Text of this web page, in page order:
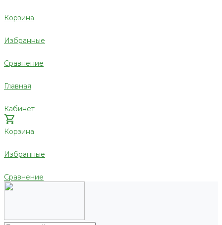
Корзина
Избранные
Сравнение
Главная
Кабинет
Корзина
Избранные
Сравнение